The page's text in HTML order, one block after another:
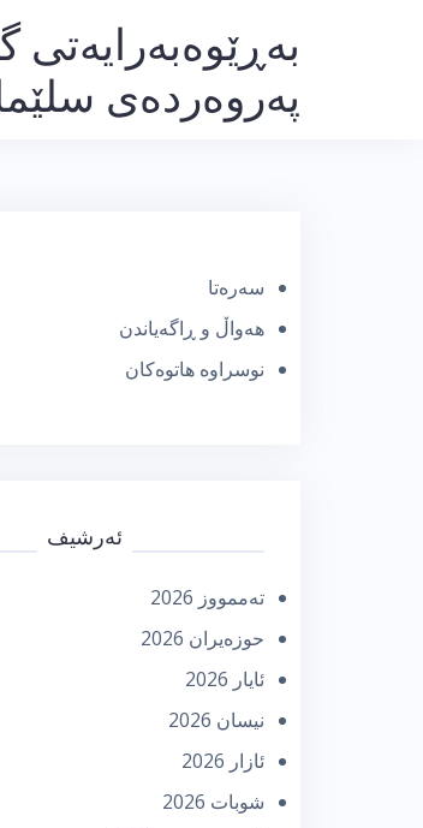
پەروەردەی
سەرەتا
هەواڵ و ڕاگەیاندن
نوسراوە هاتوەکان
ئەرشیف
تەممووز 2026
حوزه‌یران 2026
ئایار 2026
نیسان 2026
ئازار 2026
شوبات 2026